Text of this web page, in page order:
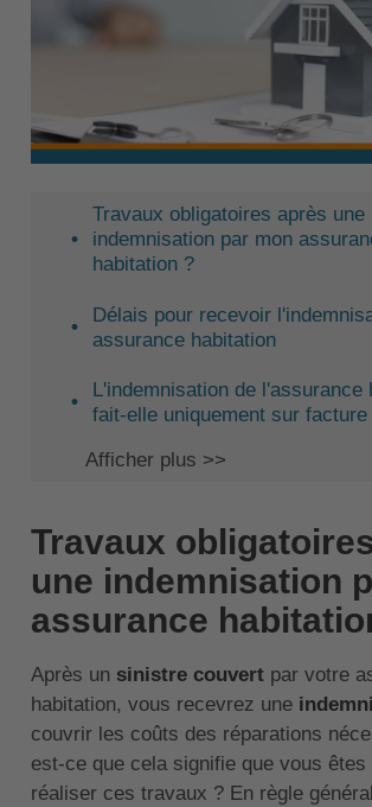
Travaux obligatoires après une
indemnisation par mon
habitation ?
Délais pour recevoir
assurance habitation
L'indemnisation de l'assurance
fait-elle uniquement sur facture
Afficher plus >>
Travaux
une indemnisation
assurance
Après un sinistre couvertpar votre
habitation, vous recevrez une
couvrir les coûts des réparations
est-ce que cela signifie que vous êtes
réaliser ces travaux ? En règle